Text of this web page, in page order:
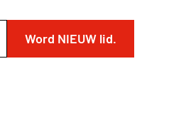
Word NIEUW lid.